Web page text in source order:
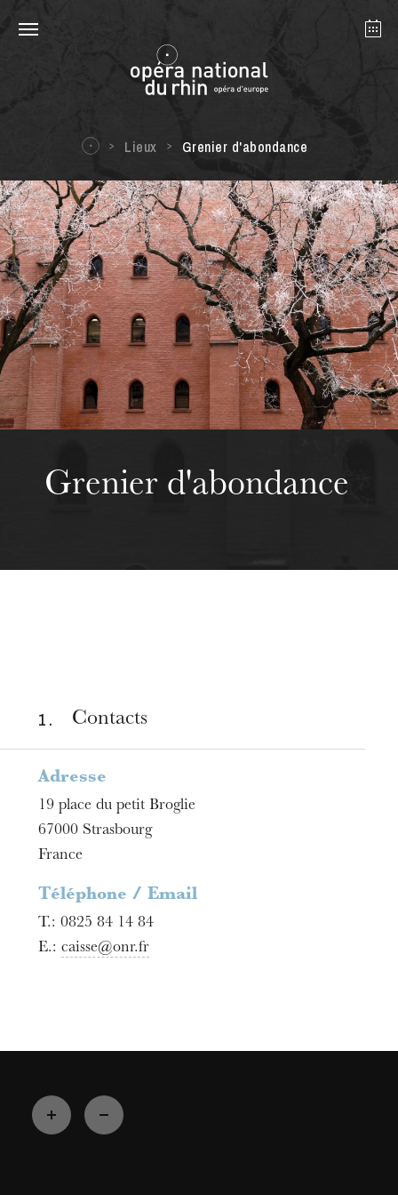
Strasbourg
mardi 18 août 2026
Lieux Grenier d'abondance
Grenier d'abondance
1 . Contacts
Adresse
19 place du petit Broglie
67000 Strasbourg
France
Téléphone / Email
T.:0825 84 14 84
E.:caisse@onr.fr